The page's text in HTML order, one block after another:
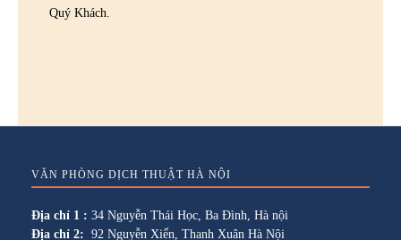
Quý Khách.
VĂN PHÒNG DỊCH THUẬT HÀ NỘI
Địa chỉ 1 : 34 Nguyễn Thái Học, Ba Đình, Hà nội
Địa chỉ 2: 92 Nguyễn Xiển, Thanh Xuân Hà Nội